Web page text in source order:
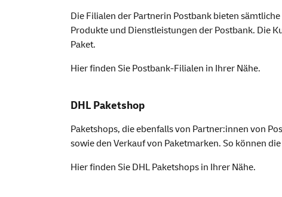
Die Filialen der Partnerin Postbank bieten
Produkte und Dienstleistungen der Postbank. Die
Paket.
Hier finden Sie Postbank-Filialen in Ihrer Nähe.
DHL Paketshop
Paketshops, die ebenfalls von Partner:innen von
sowie den Verkauf von Paketmarken. So können
Hier finden Sie DHL Paketshops in Ihrer Nähe.